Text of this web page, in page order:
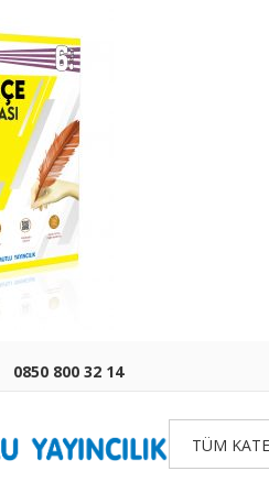
0850 800 32 14
TÜM